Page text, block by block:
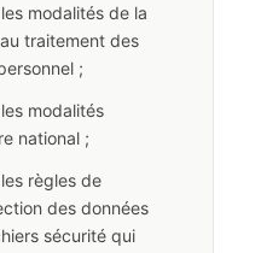
modalités de la
traitement des
;
modalités
national ;
règles de
des données
sécurité qui